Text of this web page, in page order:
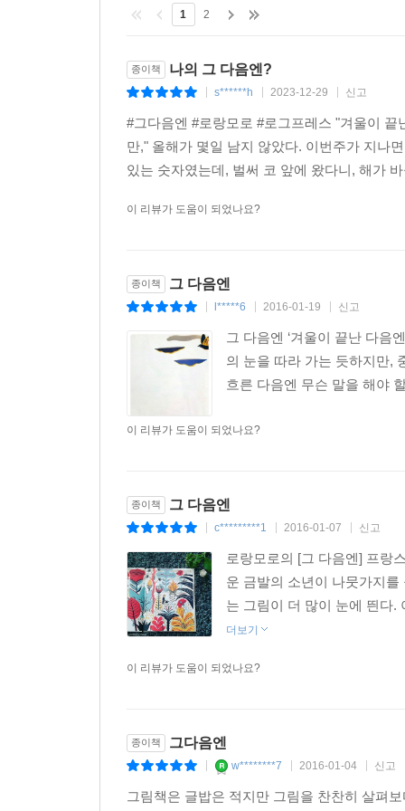
1 2
종이책 나의 그 다음엔?
s******h 2023-12-29 신고
#그다음엔 #로랑모로 #로그프레스 "겨울이
만," 올해가 몇일 남지 않았다. 이번주가 지나
있는 숫자였는데, 벌써 코 앞에 왔다니, 해가
이 리뷰가 도움이 되었나요?
종이책 그 다음엔
l*****6 2016-01-19 신고
그 다음엔 ‘겨울이 끝난 다음
의 눈을 따라 가는 듯하지만,
흐른 다음엔 무슨 말을 해야
이 리뷰가 도움이 되었나요?
종이책 그 다음엔
c*********1 2016-01-07 신고
로랑모로의 [그 다음엔] 프랑
운 금발의 소년이 나뭇가지
는 그림이 더 많이 눈에 띈다.
더보기
이 리뷰가 도움이 되었나요?
종이책 그다음엔
w********7 2016-01-04 신고
그림책은 글밥은 적지만 그림을 찬찬히 살펴